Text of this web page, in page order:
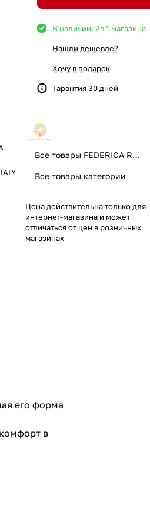
В наличии: 2в 1 магазине
Нашли дешевле?
Хочу в подарок
Гарантия 30 дней
Все товары FEDERICA RODARI
Все товары категории
Цена действительна только для
интернет-магазина и может
отличаться от цен в розничных
магазинах
его форма
в